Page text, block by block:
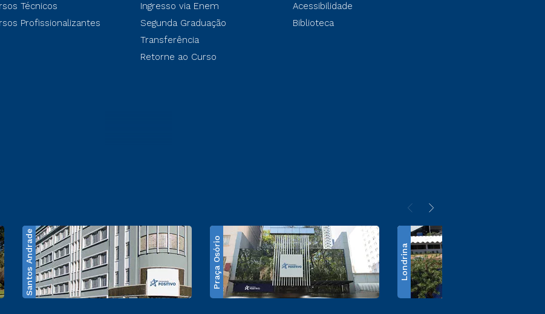
Técnicos
Profissionalizantes
Ingresso via Enem
Segunda Graduação
Transferência
Retorne ao Curso
Acessibilidade
Biblioteca
Santos Andrade Praça Osório Londrina